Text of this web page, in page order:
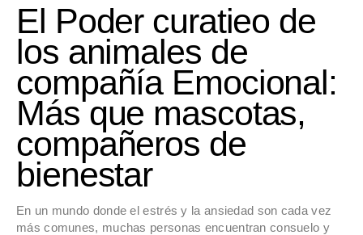
El Poder curatieo de
los animales de
compañía Emocional:
Más que mascotas,
compañeros de
bienestar
En un mundo donde el estrés y la ansiedad son cada vez
más comunes, muchas personas encuentran consuelo y